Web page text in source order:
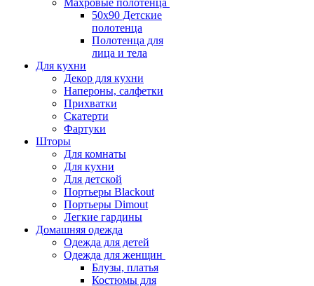
Махровые полотенца
50х90 Детские
полотенца
Полотенца для
лица и тела
Для кухни
Декор для кухни
Напероны, салфетки
Прихватки
Скатерти
Фартуки
Шторы
Для комнаты
Для кухни
Для детской
Портьеры Blackout
Портьеры Dimout
Легкие гардины
Домашняя одежда
Одежда для детей
Одежда для женщин
Блузы, платья
Костюмы для